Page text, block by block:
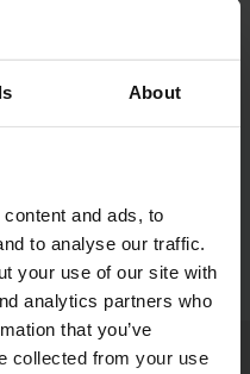
About
and ads, to
to analyse our traffic.
your use of our site with
analytics partners who
that you’ve
collected from your use